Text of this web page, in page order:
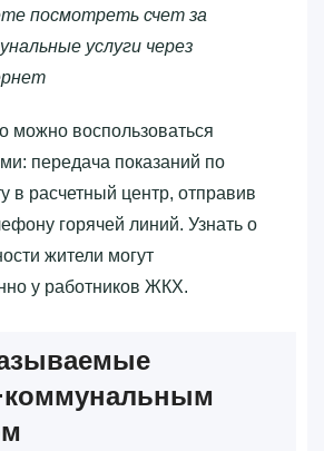
посмотреть счет за
услуги через
можно воспользоваться
передача показаний по
в расчетный центр, отправив
горячей линий. Узнать о
жители могут
у работников ЖКХ.